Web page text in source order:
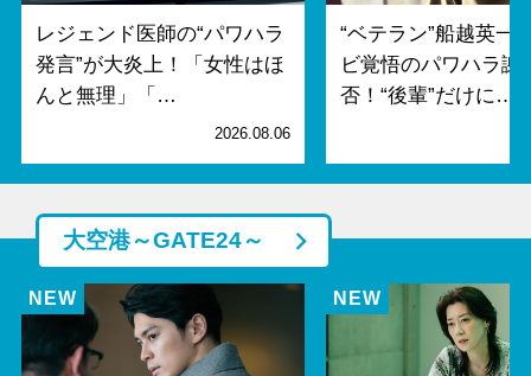
レジェンド医師の“パワハラ
発言”が大炎上！「女性はほ
んと無理」「…
2026.08.06
“ベテラン”船越英一
ビ覚悟のパワハラ謝
否！“後輩”だけに…
大空港～GATE24～